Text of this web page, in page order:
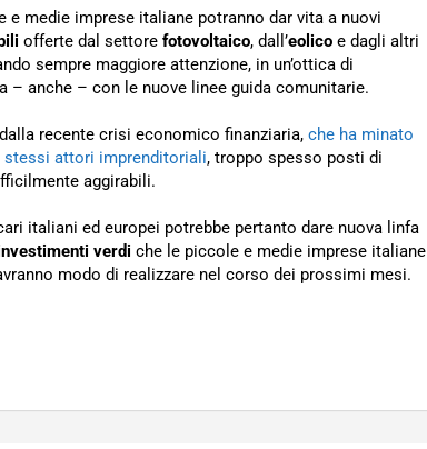
e medie imprese italiane potranno dar vita a nuovi
offerte dal settore fotovoltaico, dall’eolico e dagli altri
sempre maggiore attenzione, in un’ottica di
– anche – con le nuove linee guida comunitarie.
recente crisi economico finanziaria, che ha minato
stessi attori imprenditoriali, troppo spesso posti di
aggirabili.
italiani ed europei potrebbe pertanto dare nuova linfa
verdi che le piccole e medie imprese italiane
modo di realizzare nel corso dei prossimi mesi.